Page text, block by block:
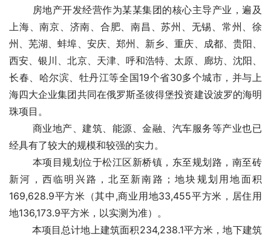
房地产开发经营作为某某集团的核心主导产业，遍及
上海、南京、济南、合肥、南昌、苏州、无锡、常州、徐
州、芜湖、蚌埠、安庆、郑州、新乡、重庆、成都、贵阳、
西安、银川、北京、天津、呼和浩特、太原、廊坊、沈阳、
长春、哈尔滨、牡丹江等全国19个省30多个城市，并与上
海四大企业集团共同在俄罗斯圣彼得堡投资建设波罗的海明
珠项目。
商业地产、建筑、能源、金融、汽车服务等产业也已
经具有了较大的规模和较强的实力。
本项目规划位于松江区新桥镇，东至规划路，南至砖
新河，西临明兴路，北至新南路；地块规划用地面积
169,628.9平方米（其中,商业用地33,455平方米，居住用
地136,173.9平方米，以实测为准）。
本项目总计地上建筑面积234,238.1平方米，地下建筑